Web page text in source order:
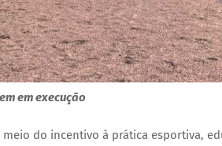
em execução
do incentivo à prática esportiva,